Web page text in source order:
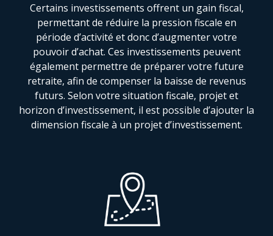
Certains investissements offrent un gain fiscal,
permettant de réduire la pression fiscale en
période d’activité et donc d’augmenter votre
pouvoir d’achat. Ces investissements peuvent
également permettre de préparer votre future
retraite, afin de compenser la baisse de revenus
futurs. Selon votre situation fiscale, projet et
horizon d’investissement, il est possible d’ajouter la
dimension fiscale à un projet d’investissement.